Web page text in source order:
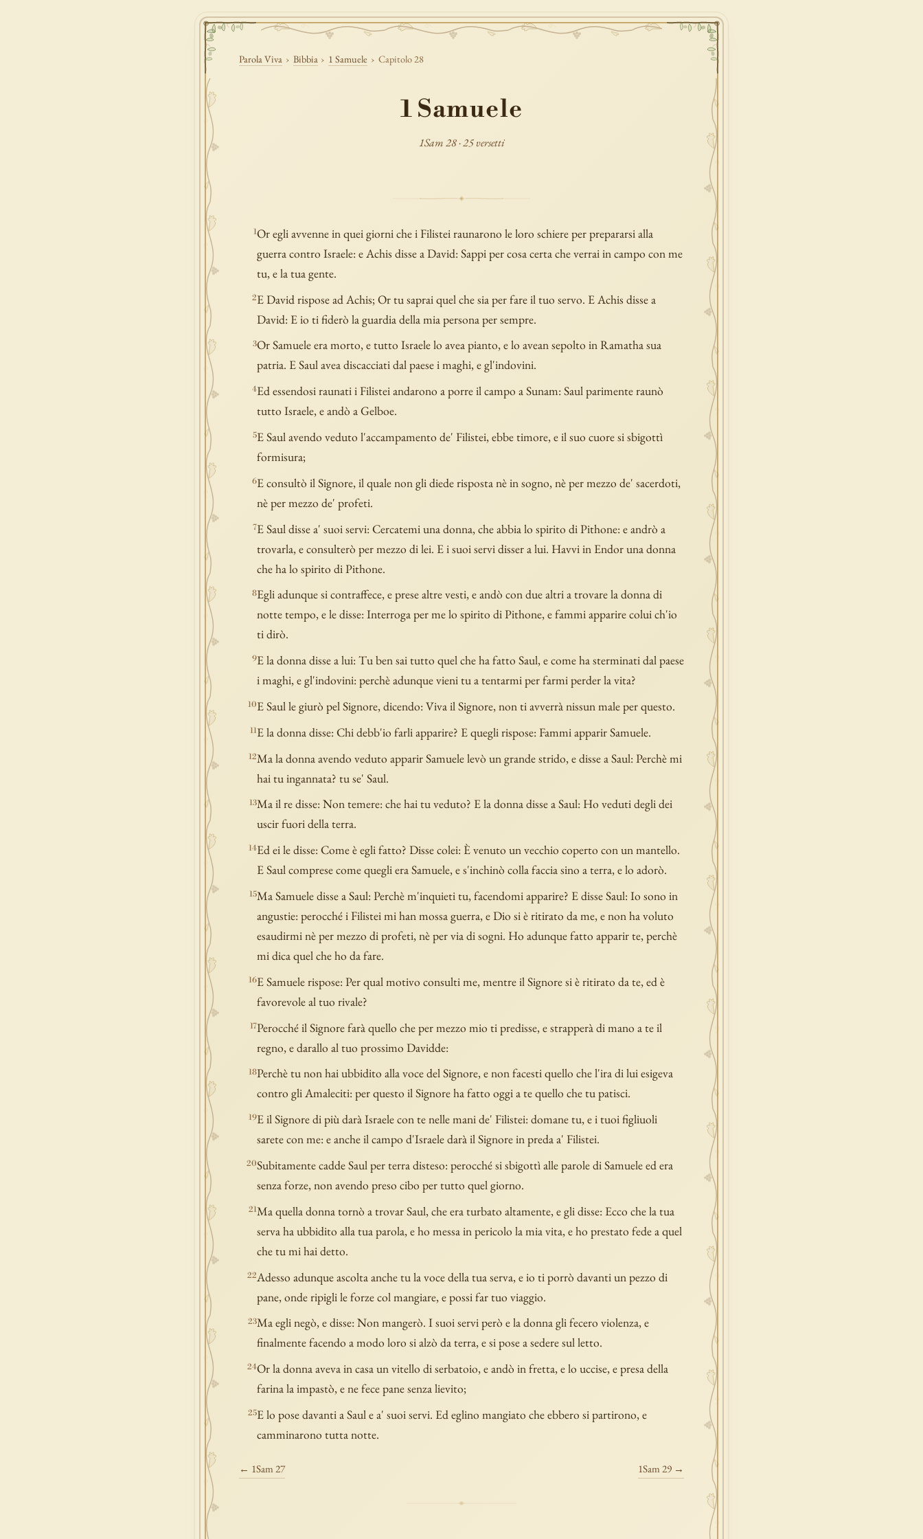
Parola Viva › Bibbia › 1 Samuele › Capitolo 28
1 Samuele
1Sam 28 · 25 versetti
1Or egli avvenne in quei giorni che i Filistei raunarono le loro schiere per prepararsi alla
guerra contro Israele: e Achis disse a David: Sappi per cosa certa che verrai in campo con me
tu, e la tua gente.
2E David rispose ad Achis; Or tu saprai quel che sia per fare il tuo servo. E Achis disse a
David: E io ti fiderò la guardia della mia persona per sempre.
3Or Samuele era morto, e tutto Israele lo avea pianto, e lo avean sepolto in Ramatha sua
patria. E Saul avea discacciati dal paese i maghi, e gl'indovini.
4Ed essendosi raunati i Filistei andarono a porre il campo a Sunam: Saul parimente raunò
tutto Israele, e andò a Gelboe.
5E Saul avendo veduto l'accampamento de' Filistei, ebbe timore, e il suo cuore si sbigottì
formisura;
6E consultò il Signore, il quale non gli diede risposta nè in sogno, nè per mezzo de' sacerdoti,
nè per mezzo de' profeti.
7E Saul disse a' suoi servi: Cercatemi una donna, che abbia lo spirito di Pithone: e andrò a
trovarla, e consulterò per mezzo di lei. E i suoi servi disser a lui. Havvi in Endor una donna
che ha lo spirito di Pithone.
8Egli adunque si contraffece, e prese altre vesti, e andò con due altri a trovare la donna di
notte tempo, e le disse: Interroga per me lo spirito di Pithone, e fammi apparire colui ch'io
ti dirò.
9E la donna disse a lui: Tu ben sai tutto quel che ha fatto Saul, e come ha sterminati dal paese
i maghi, e gl'indovini: perchè adunque vieni tu a tentarmi per farmi perder la vita?
10E Saul le giurò pel Signore, dicendo: Viva il Signore, non ti avverrà nissun male per questo.
11E la donna disse: Chi debb'io farli apparire? E quegli rispose: Fammi apparir Samuele.
12Ma la donna avendo veduto apparir Samuele levò un grande strido, e disse a Saul: Perchè mi
hai tu ingannata? tu se' Saul.
13Ma il re disse: Non temere: che hai tu veduto? E la donna disse a Saul: Ho veduti degli dei
uscir fuori della terra.
14Ed ei le disse: Come è egli fatto? Disse colei: È venuto un vecchio coperto con un mantello.
E Saul comprese come quegli era Samuele, e s'inchinò colla faccia sino a terra, e lo adorò.
15Ma Samuele disse a Saul: Perchè m'inquieti tu, facendomi apparire? E disse Saul: Io sono in
angustie: perocché i Filistei mi han mossa guerra, e Dio si è ritirato da me, e non ha voluto
esaudirmi nè per mezzo di profeti, nè per via di sogni. Ho adunque fatto apparir te, perchè
mi dica quel che ho da fare.
16E Samuele rispose: Per qual motivo consulti me, mentre il Signore si è ritirato da te, ed è
favorevole al tuo rivale?
17Perocché il Signore farà quello che per mezzo mio ti predisse, e strapperà di mano a te il
regno, e darallo al tuo prossimo Davidde:
18Perchè tu non hai ubbidito alla voce del Signore, e non facesti quello che l'ira di lui esigeva
contro gli Amaleciti: per questo il Signore ha fatto oggi a te quello che tu patisci.
19E il Signore di più darà Israele con te nelle mani de' Filistei: domane tu, e i tuoi figliuoli
sarete con me: e anche il campo d'Israele darà il Signore in preda a' Filistei.
20Subitamente cadde Saul per terra disteso: perocché si sbigottì alle parole di Samuele ed era
senza forze, non avendo preso cibo per tutto quel giorno.
21Ma quella donna tornò a trovar Saul, che era turbato altamente, e gli disse: Ecco che la tua
serva ha ubbidito alla tua parola, e ho messa in pericolo la mia vita, e ho prestato fede a quel
che tu mi hai detto.
22Adesso adunque ascolta anche tu la voce della tua serva, e io ti porrò davanti un pezzo di
pane, onde ripigli le forze col mangiare, e possi far tuo viaggio.
23Ma egli negò, e disse: Non mangerò. I suoi servi però e la donna gli fecero violenza, e
finalmente facendo a modo loro si alzò da terra, e si pose a sedere sul letto.
24Or la donna aveva in casa un vitello di serbatoio, e andò in fretta, e lo uccise, e presa della
farina la impastò, e ne fece pane senza lievito;
25E lo pose davanti a Saul e a' suoi servi. Ed eglino mangiato che ebbero si partirono, e
camminarono tutta notte.
← 1Sam 27 1Sam 29 →